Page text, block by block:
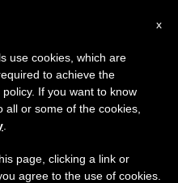
x
use cookies, which are
to achieve the
If you want to know
or some of the cookies,
page, clicking a link or
agree to the use of cookies.